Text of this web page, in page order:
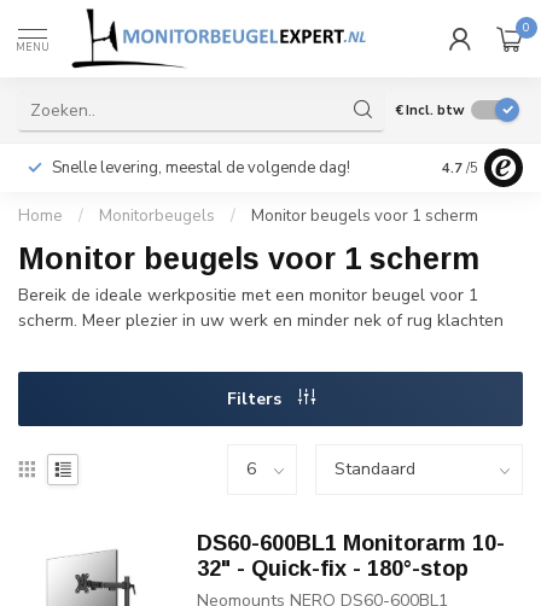
MENU
0
€Incl. btw
Snelle levering, meestal de volgende dag! 4.7 /5
Home / Monitorbeugels / Monitor beugels voor 1 scherm
Monitor beugels voor 1 scherm
Bereik de ideale werkpositie met een monitor beugel voor 1
scherm. Meer plezier in uw werk en minder nek of rug klachten
Filters
DS60-600BL1 Monitorarm 10-
32" - Quick-fix - 180°-stop
Neomounts NERO DS60-600BL1